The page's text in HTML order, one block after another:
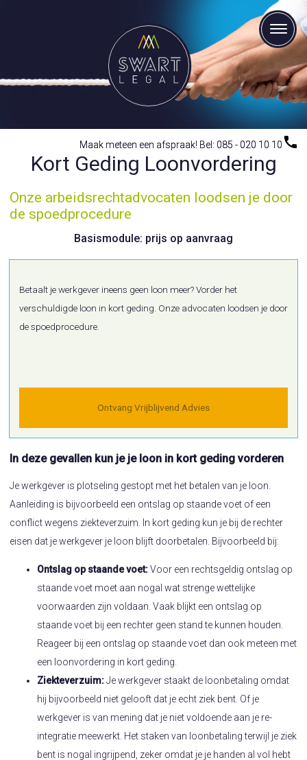
Maak meteen een afspraak! Bel: 085 - 020 10 10
Maak meteen een afspraak! Bel: 085 - 020 10 10
Kort Geding Loonvordering
Onze arbeidsrechtadvocaten loodsen je door
de spoedprocedure
Basismodule: prijs op aanvraag
Betaalt je werkgever ineens geen loon meer? Vorder het
verschuldigde loon in kort geding. Onze advocaten loodsen je door
de spoedprocedure.
Ontvang Vrijblijvend Advies
In deze gevallen kun je je loon in kort geding vorderen
Je werkgever is plotseling gestopt met het betalen van je loon.
Aanleiding is bijvoorbeeld een ontslag op staande voet of een
conflict wegens ziekteverzuim. In kort geding kun je bij de rechter
eisen dat je werkgever je loon blijft doorbetalen. Bijvoorbeeld bij:
Ontslag op staande voet:Voor een rechtsgeldig ontslag op
staande voet moet aan nogal wat strenge wettelijke
voorwaarden zijn voldaan. Vaak blijkt een ontslag op
staande voet bij een rechter geen stand te kunnen houden.
Reageer bij een ontslag op staande voet dan ook meteen met
een loonvordering in kort geding.
Ziekteverzuim:Je werkgever staakt de loonbetaling omdat
hij bijvoorbeeld niet gelooft dat je echt ziek bent. Of je
werkgever is van mening dat je niet voldoende aan je re-
integratie meewerkt. Het staken van loonbetaling terwijl je ziek
bent is nogal ingrijpend, zeker omdat je je handen al vol hebt